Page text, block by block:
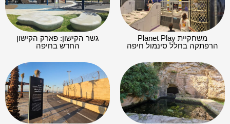
משחקיית Planet Play
הרפתקה בחלל סינמול חיפה
גשר הקישון: פארק הקישון
החדש בחיפה